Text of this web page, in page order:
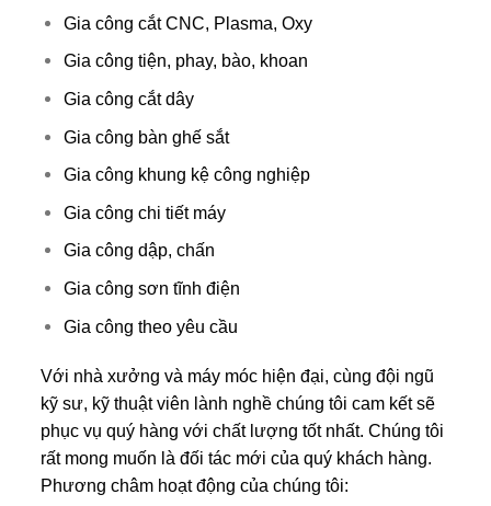
Gia công cắt CNC, Plasma, Oxy
Gia công tiện, phay, bào, khoan
Gia công cắt dây
Gia công bàn ghế sắt
Gia công khung kệ công nghiệp
Gia công chi tiết máy
Gia công dập, chấn
Gia công sơn tĩnh điện
Gia công theo yêu cầu
Với nhà xưởng và máy móc hiện đại, cùng đội ngũ
kỹ sư, kỹ thuật viên lành nghề chúng tôi cam kết sẽ
phục vụ quý hàng với chất lượng tốt nhất. Chúng tôi
rất mong muốn là đối tác mới của quý khách hàng.
Phương châm hoạt động của chúng tôi: